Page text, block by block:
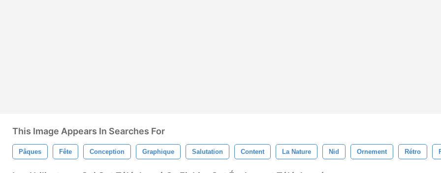
This Image Appears In Searches For
Pâques Fête Conception Graphique Salutation Content La Nature Nid Ornement Rétro